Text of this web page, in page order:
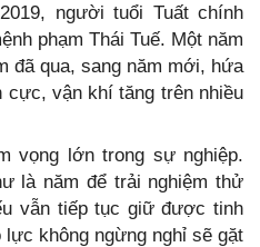
người tuổi Tuất chính
phạm Thái Tuế. Một năm
đã qua, sang năm mới, hứa
cực, vận khí tăng trên nhiều
vọng lớn trong sự nghiệp.
là năm để trải nghiệm thử
vẫn tiếp tục giữ được tinh
không ngừng nghỉ sẽ gặt